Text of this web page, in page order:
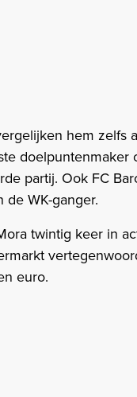
hem zelfs
partij. Ook FC
WK-ganger.
twintig keer in
euro.